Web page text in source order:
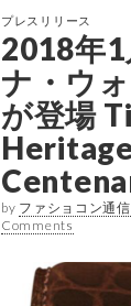
プレスリリース
2018年
ナ・ウ
が登場
by ファショコン通信
Comments